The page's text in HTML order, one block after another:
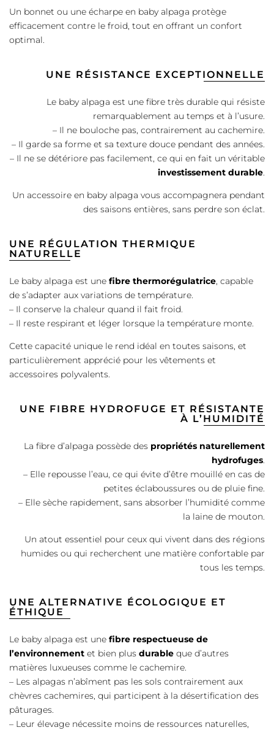
Un bonnet ou une écharpe en baby alpaga protège
efficacement contre le froid, tout en offrant un confort
optimal.
UNE RÉSISTANCE EXCEPTIONNELLE
Le baby alpaga est une fibre très durable qui résiste
remarquablement au temps et à l’usure.
– Il ne bouloche pas, contrairement au cachemire.
– Il garde sa forme et sa texture douce pendant des années.
– Il ne se détériore pas facilement, ce qui en fait un véritable
investissement durable.
Un accessoire en baby alpaga vous accompagnera pendant
des saisons entières, sans perdre son éclat.
UNE RÉGULATION THERMIQUE
NATURELLE
Le baby alpaga est une fibre thermorégulatrice, capable
de s’adapter aux variations de température.
– Il conserve la chaleur quand il fait froid.
– Il reste respirant et léger lorsque la température monte.
Cette capacité unique le rend idéal en toutes saisons, et
particulièrement apprécié pour les vêtements et
accessoires polyvalents.
UNE FIBRE HYDROFUGE ET RÉSISTANTE
À L’HUMIDITÉ
La fibre d’alpaga possède des propriétés naturellement
hydrofuges.
– Elle repousse l’eau, ce qui évite d’être mouillé en cas de
petites éclaboussures ou de pluie fine.
– Elle sèche rapidement, sans absorber l’humidité comme
la laine de mouton.
Un atout essentiel pour ceux qui vivent dans des régions
humides ou qui recherchent une matière confortable par
tous les temps.
UNE ALTERNATIVE ÉCOLOGIQUE ET
ÉTHIQUE
Le baby alpaga est une fibre respectueuse de
l’environnement et bien plus durable que d’autres
matières luxueuses comme le cachemire.
– Les alpagas n’abîment pas les sols contrairement aux
chèvres cachemires, qui participent à la désertification des
pâturages.
– Leur élevage nécessite moins de ressources naturelles,